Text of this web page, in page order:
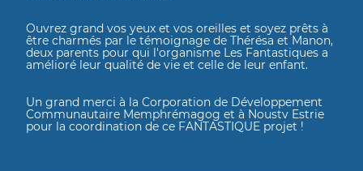
Ouvrez grand vos yeux et vos oreilles et soyez prêts à
être charmés par le témoignage de Thérésa et Manon,
deux parents pour qui l'organisme Les Fantastiques a
amélioré leur qualité de vie et celle de leur enfant.
Un grand merci à la Corporation de Développement
Communautaire Memphrémagog et à Noustv Estrie
pour la coordination de ce FANTASTIQUE projet !